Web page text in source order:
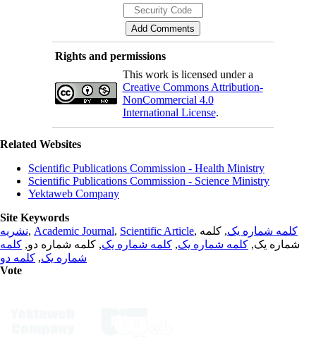
Rights and permissions
This work is licensed under a
Creative Commons Attribution-
NonCommercial 4.0
International License.
Related Websites
Scientific Publications Commission - Health Ministry
Scientific Publications Commission - Science Ministry
Yektaweb Company
Site Keywords
نشریه, Academic Journal, Scientific Article, کلمه شماره یک, کلمه
شماره یک, کلمه شماره یک, کلمه شماره یک, کلمه شماره دو, کلمه
شماره یک, کلمه دو
Vote